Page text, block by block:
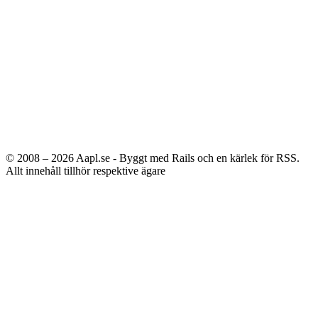
© 2008 – 2026 Aapl.se - Byggt med Rails och en kärlek för RSS.
Allt innehåll tillhör respektive ägare